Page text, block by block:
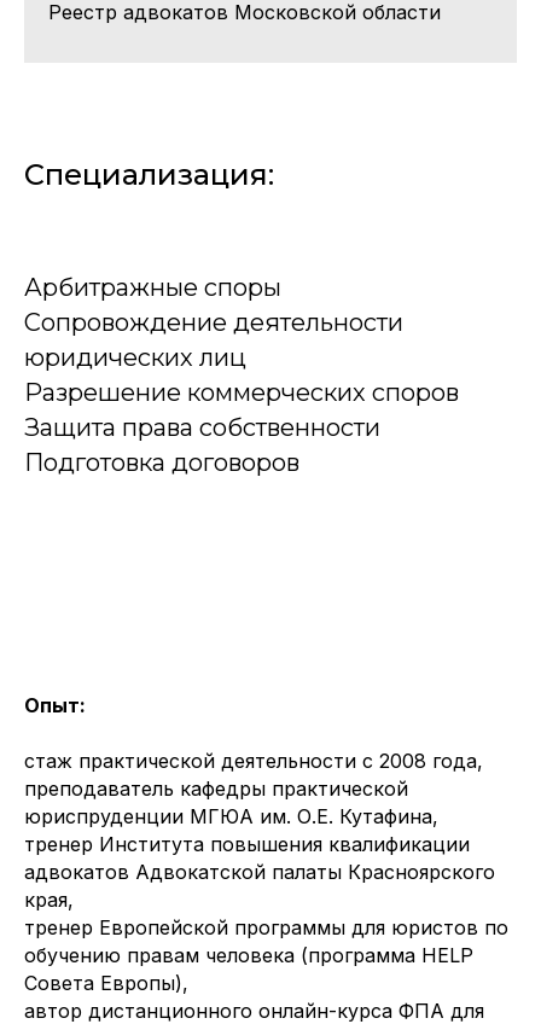
Реестр адвокатов Московской области
Специализация:
Арбитражные споры
Сопровождение деятельности
юридических лиц
Разрешение коммерческих споров
Защита права собственности
Подготовка договоров
Опыт:
стаж практической деятельности с 2008 года,
преподаватель кафедры практической
юриспруденции МГЮА им. О.Е. Кутафина,
тренер Института повышения квалификации
адвокатов Адвокатской палаты Красноярского
края,
тренер Европейской программы для юристов по
обучению правам человека (программа HELP
Совета Европы),
автор дистанционного онлайн-курса ФПА для